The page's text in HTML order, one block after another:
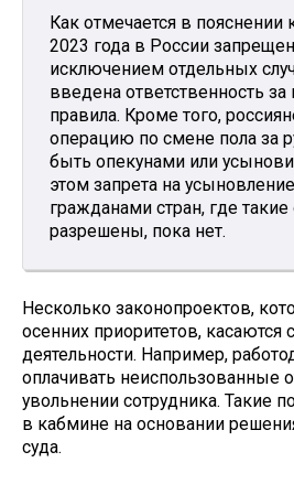
Как отмечается в пояснении
2023 года в России
исключением отдельных
введена ответственность за
правила. Кроме того,
операцию по смене пола за
быть опекунами или
этом запрета на
гражданами стран, где
разрешены, пока нет.
Несколько законопроектов,
осенних приоритетов,
деятельности. Например,
оплачивать неиспользованные
увольнении сотрудника. Такие
в кабмине на основании
суда.